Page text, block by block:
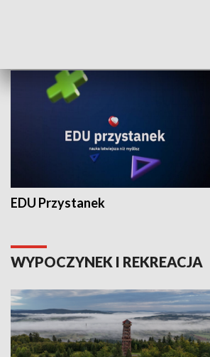
EDU Przystanek
WYPOCZYNEK I REKREACJA